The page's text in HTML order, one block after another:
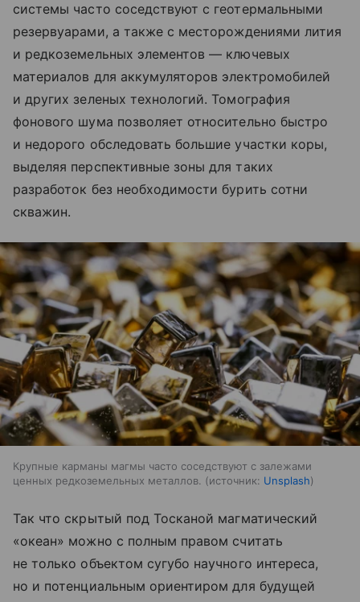
системы часто соседствуют с геотермальными
резервуарами, а также с месторождениями лития
и редкоземельных элементов — ключевых
материалов для аккумуляторов электромобилей
и других зеленых технологий. Томография
фонового шума позволяет относительно быстро
и недорого обследовать большие участки коры,
выделяя перспективные зоны для таких
разработок без необходимости бурить сотни
скважин.
Крупные карманы магмы часто соседствуют с залежами
ценных редкоземельных металлов.
источник: Unsplash
Так что скрытый под Тосканой магматический
«океан» можно с полным правом считать
не только объектом сугубо научного интереса,
но и потенциальным ориентиром для будущей